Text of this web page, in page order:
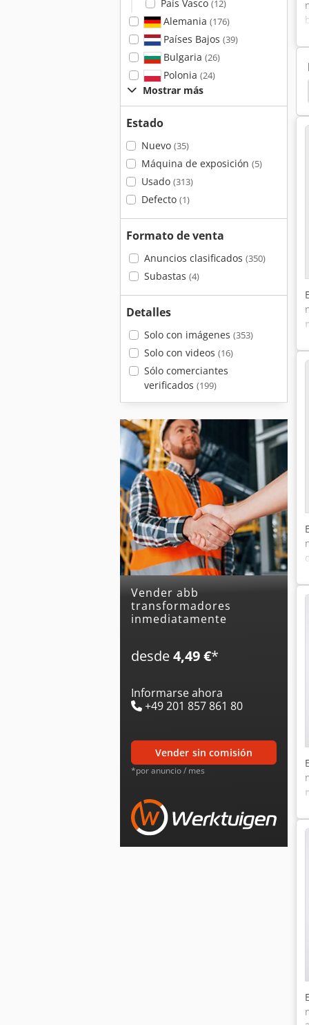
País Vasco (12)
Alemania (176)
Países Bajos (39)
Bulgaria (26)
Polonia (24)
Mostrar más
Estado
Nuevo (35)
Máquina de exposición (5)
Usado (313)
Defecto (1)
Formato de venta
Anuncios clasificados (350)
Subastas (4)
Detalles
Solo con imágenes (353)
Solo con videos (16)
Sólo comerciantes
verificados (199)
Vender abb
transformadores
inmediatamente
desde4,49 €*
Informarse ahora
+49 201 857 861 80
vender sin comisión
*por anuncio / mes
Hitachi Miniexcavadoras